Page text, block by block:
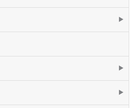
▶
▶
▶